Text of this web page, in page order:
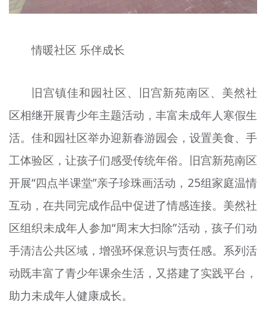
情暖社区 乐伴成长
旧宫镇佳和园社区、旧宫新苑南区、美然社
区相继开展青少年主题活动，丰富未成年人寒假生
活。佳和园社区举办迎新春游园会，设置美食、手
工体验区，让孩子们感受传统年俗。旧宫新苑南区
开展“四点半课堂”亲子珍珠画活动，25组家庭温情
互动，在共同完成作品中促进了情感连接。美然社
区组织未成年人参加“周末大扫除”活动，孩子们动
手清洁公共区域，增强环保意识与责任感。系列活
动既丰富了青少年课余生活，又搭建了实践平台，
助力未成年人健康成长。